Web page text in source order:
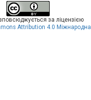
за ліцензією
Attribution 4.0 Міжнародна